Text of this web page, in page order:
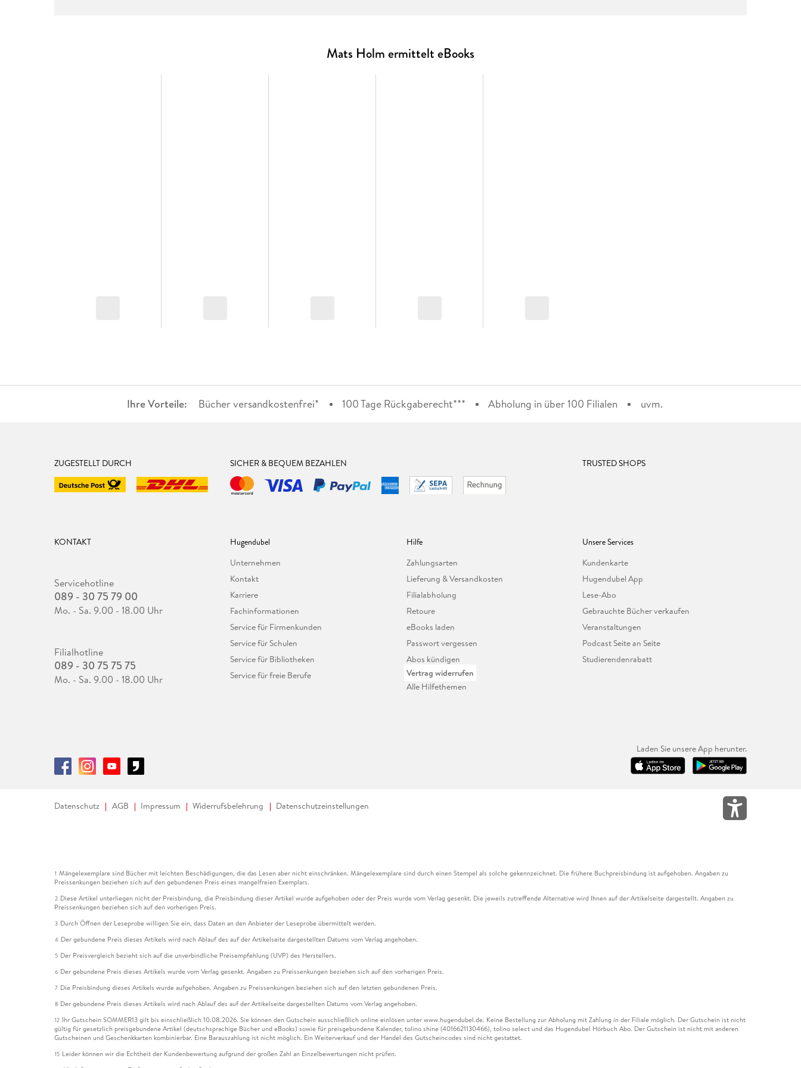
Mats Holm ermittelt eBooks
Ihre Vorteile: Bücher versandkostenfrei* 100 Tage Rückgaberecht*** Abholung in über 100 Filialen uvm.
ZUGESTELLT DURCH SICHER & BEQUEM BEZAHLEN TRUSTED SHOPS
KONTAKT
Servicehotline
089 - 30 75 79 00
Mo. - Sa. 9.00 - 18.00 Uhr
Filialhotline
089 - 30 75 75 75
Mo. - Sa. 9.00 - 18.00 Uhr
Hugendubel
Unternehmen
Kontakt
Karriere
Fachinformationen
Service für Firmenkunden
Service für Schulen
Service für Bibliotheken
Service für freie Berufe
Hilfe
Zahlungsarten
Lieferung & Versandkosten
Filialabholung
Retoure
eBooks laden
Passwort vergessen
Abos kündigen
Vertrag widerrufen
Alle Hilfethemen
Unsere Services
Kundenkarte
Hugendubel App
Lese-Abo
Gebrauchte Bücher verkaufen
Veranstaltungen
Podcast Seite an Seite
Studierendenrabatt
Laden Sie unsere App herunter.
Datenschutz AGB Impressum Widerrufsbelehrung Datenschutzeinstellungen
1 Mängelexemplare sind Bücher mit leichten Beschädigungen, die das Lesen aber nicht einschränken. Mängelexemplare sind durch einen Stempel als solche gekennzeichnet. Die frühere Buchpreisbindung ist aufgehoben. Angaben zu
Preissenkungen beziehen sich auf den gebundenen Preis eines mangelfreien Exemplars.
2 Diese Artikel unterliegen nicht der Preisbindung, die Preisbindung dieser Artikel wurde aufgehoben oder der Preis wurde vom Verlag gesenkt. Die jeweils zutreffende Alternative wird Ihnen auf der Artikelseite dargestellt. Angaben zu
Preissenkungen beziehen sich auf den vorherigen Preis.
3 Durch Öffnen der Leseprobe willigen Sie ein, dass Daten an den Anbieter der Leseprobe übermittelt werden.
4 Der gebundene Preis dieses Artikels wird nach Ablauf des auf der Artikelseite dargestellten Datums vom Verlag angehoben.
5 Der Preisvergleich bezieht sich auf die unverbindliche Preisempfehlung (UVP) des Herstellers.
6 Der gebundene Preis dieses Artikels wurde vom Verlag gesenkt. Angaben zu Preissenkungen beziehen sich auf den vorherigen Preis.
7 Die Preisbindung dieses Artikels wurde aufgehoben. Angaben zu Preissenkungen beziehen sich auf den letzten gebundenen Preis.
8 Der gebundene Preis dieses Artikels wird nach Ablauf des auf der Artikelseite dargestellten Datums vom Verlag angehoben.
12 Ihr Gutschein SOMMER13 gilt bis einschließlich 10.08.2026. Sie können den Gutschein ausschließlich online einlösen unter www.hugendubel.de. Keine Bestellung zur Abholung mit Zahlung in der Filiale möglich. Der Gutschein ist nicht
gültig für gesetzlich preisgebundene Artikel (deutschsprachige Bücher und eBooks) sowie für preisgebundene Kalender, tolino shine (4016621130466), tolino select und das Hugendubel Hörbuch Abo. Der Gutschein ist nicht mit anderen
Gutscheinen und Geschenkkarten kombinierbar. Eine Barauszahlung ist nicht möglich. Ein Weiterverkauf und der Handel des Gutscheincodes sind nicht gestattet.
15 Leider können wir die Echtheit der Kundenbewertung aufgrund der großen Zahl an Einzelbewertungen nicht prüfen.